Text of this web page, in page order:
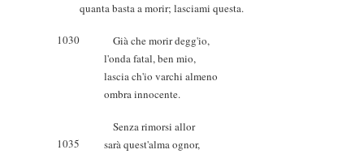
quanta basta a morir; lasciami questa.
1030
Già che morir degg'io,
l'onda fatal, ben mio,
lascia ch'io varchi almeno
ombra innocente.
Senza rimorsi allor
1035
sarà quest'alma ognor,